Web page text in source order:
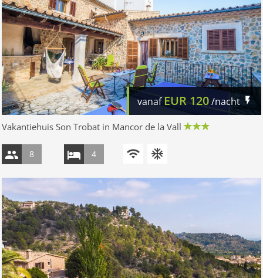
vanafEUR 120/nacht
Vakantiehuis Son Trobat in Mancor de la Vall
8 4